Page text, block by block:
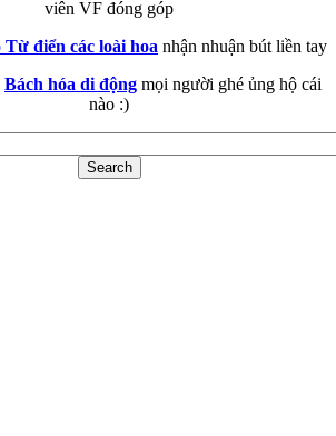
viên VF đóng góp
Từ điển các loài hoa nhận nhuận bút liền tay
Bách hóa di động mọi người ghé ủng hộ cái
nào :)